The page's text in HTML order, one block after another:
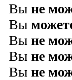
Вы не
Вы
Вы не
Вы не
Вы не